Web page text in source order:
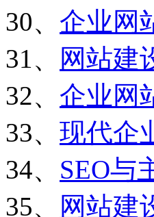
30、 企业网
31、
网站建
32、 企业网
33、 现代企
34、 SEO与
35、
网站建